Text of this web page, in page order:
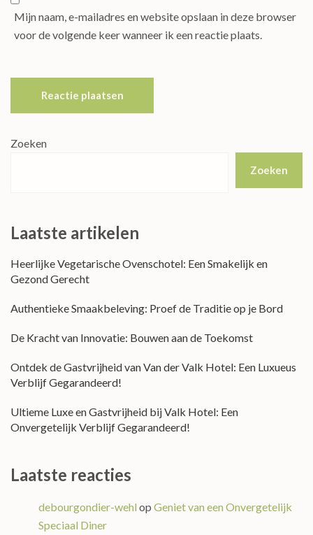
Mijn naam, e-mailadres en website opslaan in deze browser
voor de volgende keer wanneer ik een reactie plaats.
Zoeken
Zoeken
Laatste artikelen
Heerlijke Vegetarische Ovenschotel: Een Smakelijk en
Gezond Gerecht
Authentieke Smaakbeleving: Proef de Traditie op je Bord
De Kracht van Innovatie: Bouwen aan de Toekomst
Ontdek de Gastvrijheid van Van der Valk Hotel: Een Luxueus
Verblijf Gegarandeerd!
Ultieme Luxe en Gastvrijheid bij Valk Hotel: Een
Onvergetelijk Verblijf Gegarandeerd!
Laatste reacties
debourgondier-wehl op Geniet van een Onvergetelijk
Speciaal Diner